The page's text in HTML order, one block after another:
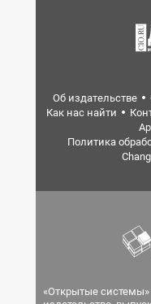
Об издательстве
Как нас найти
Политика
«Открытые